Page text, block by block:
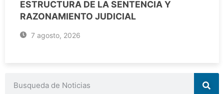
ESTRUCTURA DE LA SENTENCIA Y
RAZONAMIENTO JUDICIAL
7 agosto, 2026